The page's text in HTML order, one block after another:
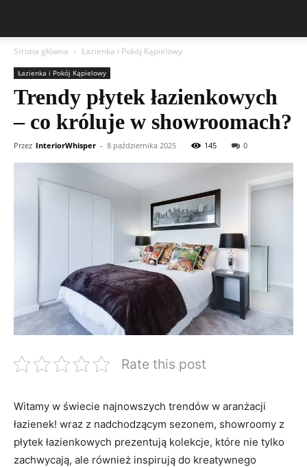
Strona główna Łazienka i Pokój Kąpielowy
Łazienka i Pokój Kąpielowy
Trendy płytek łazienkowych
– co króluje w showroomach?
Przez InteriorWhisper - 8 października 2025 145 0
Rate this post
Witamy w świecie najnowszych⁣ trendów w aranżacji
łazienek! wraz z nadchodzącym sezonem, showroomy z
płytek łazienkowych prezentują kolekcje, które nie tylko
zachwycają, ale również inspirują⁢ do kreatywnego